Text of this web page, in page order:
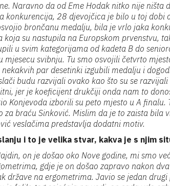
Naravno da od Eme Hodak nitko nije ništa
konkurencija, 28 djevojčica je bilo u toj dobi
brončanu medalju, bila je vrlo jaka
koja su nastupila na Europskom prvenstvu,
u svim kategorijama od kadeta B do
mjesecu svibnju. Tu smo osvojili četvrto
par desetinki izgubili medalju i
budu razvijali ovako kao što su se
jer je koeficijent drukčiji onda nam to
Konjevoda izborili su peto mjesto u A finalu.
za braću Sinković. Mislim da je to zaista bila
veslačima predstavlja dodatni motiv.
i to je velika stvar, kakva je s njim
on je došao oko Nove godine, mi smo
gdje je on došao zapravo nakon
države na ergometrima. Javio se jedan